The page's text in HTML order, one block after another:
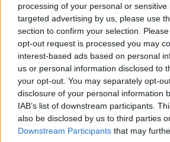
processing of your personal or
targeted advertising by us, please use
section to confirm your selection.
opt-out request is processed you may
interest-based ads based on personal
us or personal information disclosed to
your opt-out. You may separately opt-
disclosure of your personal information
IAB’s list of downstream participants.
also be disclosed by us to third parties
Downstream Participants that may
Egy tálban keverjük össze a
és borssal. Amikor
akkor kenegessük meg a
oldalukat ezzel a keverékkel.
Egy salátás tálban vágjunk
salátát, adjunk hozzá az
Akkor tegyük a tetejére a
amikor már nem nagyon
Locsoljuk meg még egy kis
salátát.